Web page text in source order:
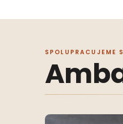
SPOLUPRACUJEME